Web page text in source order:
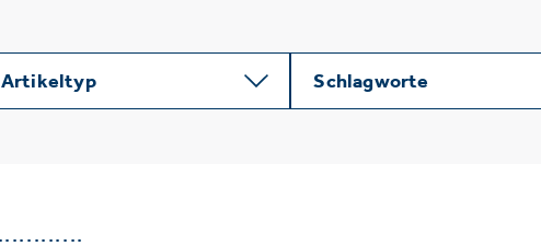
Artikeltyp Schlagworte